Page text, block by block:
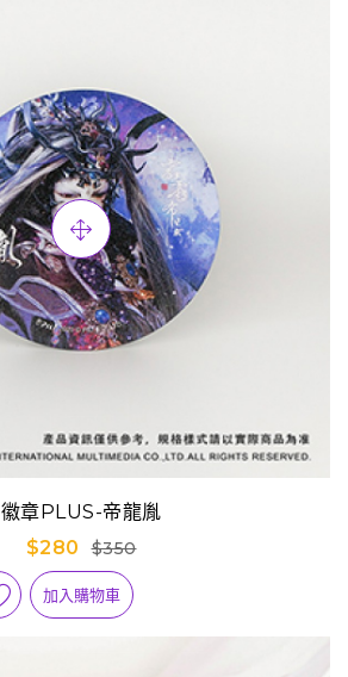
徽章PLUS-帝龍胤
$280
$350
加入購物車